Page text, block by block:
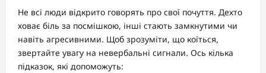
Не всі люди відкрито говорять про свої почуття. Дехто
ховає біль за посмішкою, інші стають замкнутими чи
навіть агресивними. Щоб зрозуміти, що коїться,
звертайте увагу на невербальні сигнали. Ось кілька
підказок, які допоможуть: